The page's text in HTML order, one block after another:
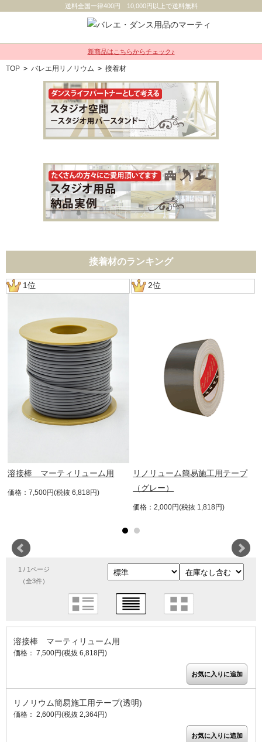
送料全国一律400円 10,000円以上で送料無料
新商品はこちらからチェック♪
TOP > バレエ用リノリウム > 接着材
接着材のランキング
1位
溶接棒 マーティリューム用
価格：7,500円(税抜 6,818円)
2位
リノリューム簡易施工用テープ
（グレー）
価格：2,000円(税抜 1,818円)
1 / 1ページ
（全3件）
溶接棒 マーティリューム用
価格： 7,500円(税抜 6,818円)
リノリウム簡易施工用テープ(透明)
価格： 2,600円(税抜 2,364円)